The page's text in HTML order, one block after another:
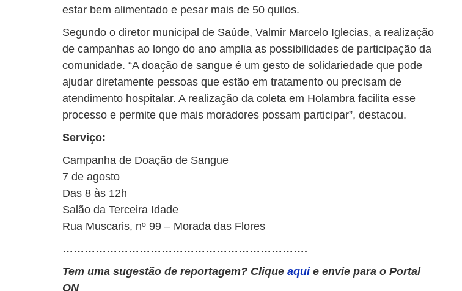
estar bem alimentado e pesar mais de 50 quilos.
Segundo o diretor municipal de Saúde, Valmir Marcelo Iglecias, a realização
de campanhas ao longo do ano amplia as possibilidades de participação da
comunidade. “A doação de sangue é um gesto de solidariedade que pode
ajudar diretamente pessoas que estão em tratamento ou precisam de
atendimento hospitalar. A realização da coleta em Holambra facilita esse
processo e permite que mais moradores possam participar”, destacou.
Serviço:
Campanha de Doação de Sangue
7 de agosto
Das 8 às 12h
Salão da Terceira Idade
Rua Muscaris, nº 99 – Morada das Flores
………………………………………………………….
Tem uma sugestão de reportagem? Clique aqui e envie para o Portal
ON